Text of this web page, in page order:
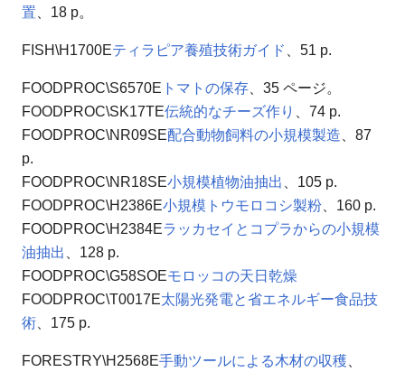
置 、18 p。
FISH\H1700Eティラピア養殖技術ガイド 、51 p.
FOODPROC\S6570E トマトの保存 、35 ページ。
FOODPROC\SK17TE伝統的なチーズ作り
、74 p.
FOODPROC\NR09SE配合動物飼料の小規模製造 、87
p.
FOODPROC\NR18SE小規模植物油抽出
、105 p.
FOODPROC\H2386E小規模トウモロコシ製粉 、160 p.
FOODPROC\H2384Eラッカセイとコプラからの小規模
油抽出
、128 p.
FOODPROC\G58SOEモロッコの天日乾燥
FOODPROC\T0017E太陽光発電と省エネルギー食品技
術 、175 p.
FORESTRY\H2568E手動ツールによる木材の収穫